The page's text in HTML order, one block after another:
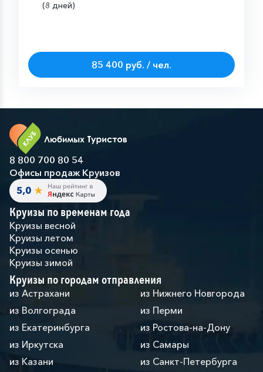
(8 дней)
85 400 руб. / чел.
8 800 700 80 54
Офисы продаж Круизов
Круизы по временам года
Круизы весной
Круизы летом
Круизы осенью
Круизы зимой
Круизы по городам отправления
из Астрахани
из Волгограда
из Екатеринбурга
из Иркутска
из Казани
из Нижнего Новгорода
из Перми
из Ростова-на-Дону
из Самары
из Санкт-Петербурга